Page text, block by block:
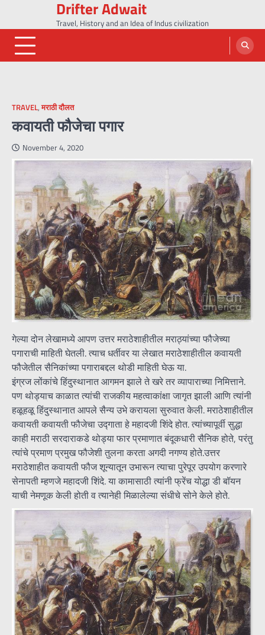
content
Drifter Adwait
Travel, History and an Idea of Indus civilization
TRAVEL,मराठी दौलत
कवायती फौजेचा पगार
November 4, 2020
गेल्या दोन लेखामध्ये आपण उत्तर मराठेशाहीतील मराठ्यांच्या फौजेच्या
पगाराची माहिती घेतली. त्याच धर्तीवर या लेखात मराठेशाहीतील कवायती
फौजेतील सैनिकांच्या पगाराबद्दल थोडी माहिती घेऊ या.
इंग्रज लोंकांचे हिंदुस्थानात आगमन झाले ते खरे तर व्यापाराच्या निमित्ताने.
पण थोड्याच काळात त्यांची राजकीय महत्वाकांक्षा जागृत झाली आणि त्यांनी
हळूहळू हिंदुस्थानात आपले सैन्य उभे करायला सुरुवात केली. मराठेशाहीतील
कवायती कवायती फौजेचा उद्गाता हे महादजी शिंदे होत. त्यांच्यापूर्वी सुद्धा
काही मराठी सरदाराकडे थोड्या फार प्रमाणात बंदूकधारी सैनिक होते, परंतु
त्यांचे प्रमाण प्रमुख फौजेशी तुलना करता अगदी नगण्य होते.उत्तर
मराठेशाहीत कवायती फौज शून्यातून उभारून त्याचा पुरेपूर उपयोग करणारे
सेनापती म्हणजे महादजी शिंदे. या कामासाठी त्यांनी फ्रेंच योद्धा डी बॉयन
याची नेमणूक केली होती व त्यानेही मिळालेल्या संधीचे सोने केले होते.